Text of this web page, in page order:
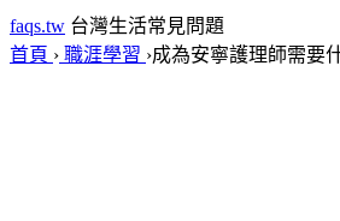
faqs.tw 台灣生活常見問題
首頁 › 職涯學習 ›成為安寧護理師需要